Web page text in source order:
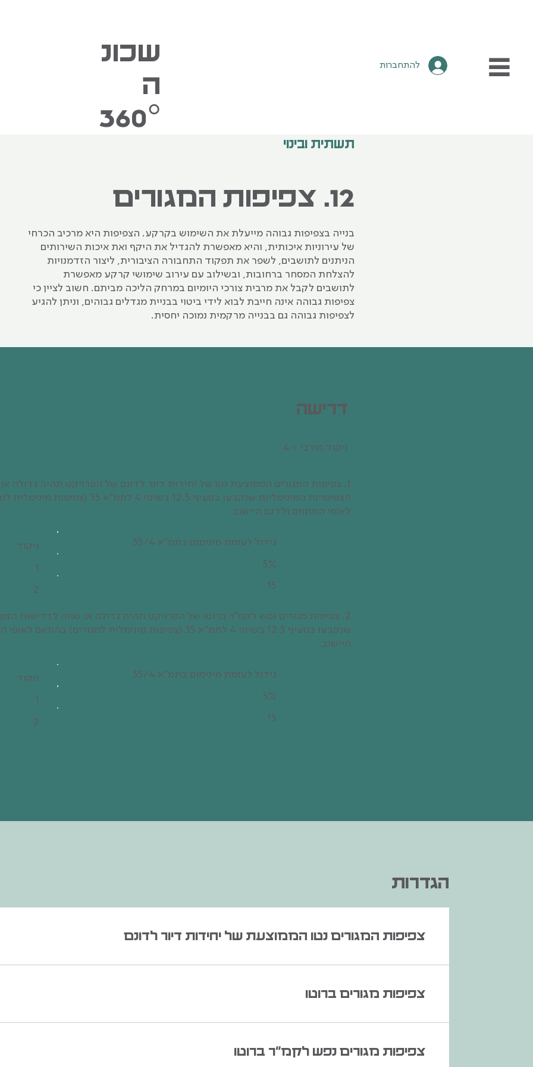
שכונ
ה
360°
להתחברות
תשתית‭ ‬ובינוי
12. צפיפות המגורים
בנייה בצפיפות גבוהה מייעלת את השימוש בקרקע. הצפיפות היא מרכיב הכרחי
של עירוניות איכותית, והיא מאפשרת להגדיל את היקף ואת איכות השירותים
הניתנים לתושבים, לשפר את תפקוד התחבורה הציבורית, ליצור הזדמנויות
להצלחת המסחר ברחובות, ובשילוב עם עירוב שימושי קרקע מאפשרת
לתושבים לקבל את מרבית צורכי היומיום במרחק הליכה מביתם. חשוב לציין כי
צפיפות גבוהה אינה חייבת לבוא לידי ביטוי בבניית מגדלים גבוהים, וניתן להגיע
לצפיפות גבוהה גם בבנייה מרקמית נמוכה יחסית.
דרישה
ניקוד‭ ‬מירבי > 4
1. צפיפות המגורים הממוצעת נטו של יחידות דיור לדונם של הפרויקט תהיה גדולה
הצפיפויות המינימליות שנקבעו בסעיף 12.5 בשינוי 4
לאופי המתחם ולדגם היישוב.
ניקוד
1
2
גידול לעומת מינימום בתמ"א 35/4
5%
15
2. צפיפות מגורים נפש לקמ"ר ברוטו של הפרויקט תהיה גדולה או שווה לדרישות
שנקבעו בסעיף 12.5 בשינוי 4 לתמ"א 35 (צפיפות מינימלית למגורים)
היישוב.
ניקוד
1
2
גידול לעומת מינימום בתמ"א 35/4
5%
15
הגדרות
צפיפות המגורים נטו הממוצעת של יחידות דיור לדונם
צפיפות מגורים ברוטו
צפיפות מגורים נפש לקמ"ר ברוטו